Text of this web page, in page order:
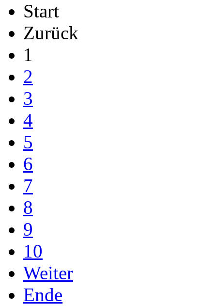
Start
Zurück
1
2
3
4
5
6
7
8
9
10
Weiter
Ende